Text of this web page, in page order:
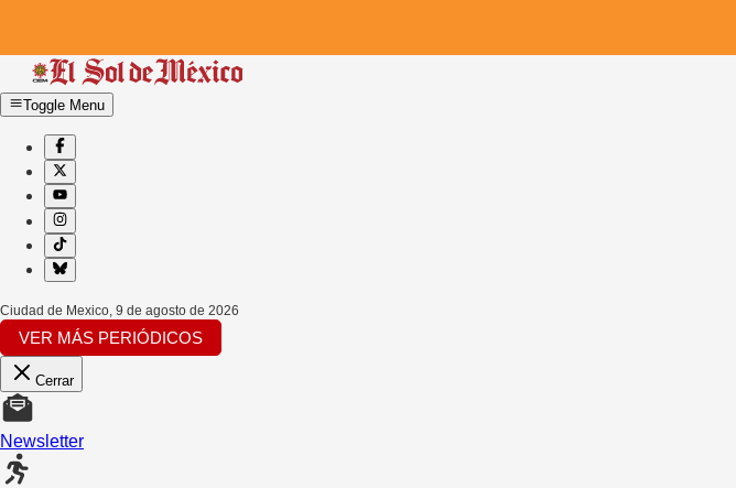
Toggle Menu
Ciudad de Mexico, 9 de agosto de 2026
VER MÁS PERIÓDICOS
Cerrar
Newsletter